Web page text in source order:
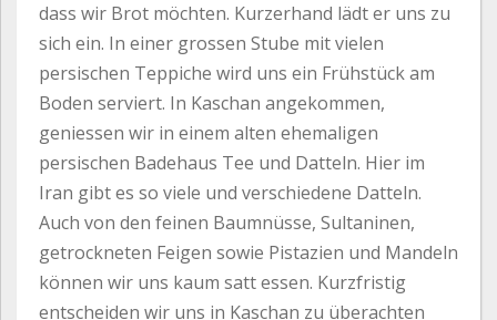
dass wir Brot möchten. Kurzerhand lädt er uns zu
sich ein. In einer grossen Stube mit vielen
persischen Teppiche wird uns ein Frühstück am
Boden serviert. In Kaschan angekommen,
geniessen wir in einem alten ehemaligen
persischen Badehaus Tee und Datteln. Hier im
Iran gibt es so viele und verschiedene Datteln.
Auch von den feinen Baumnüsse, Sultaninen,
getrockneten Feigen sowie Pistazien und Mandeln
können wir uns kaum satt essen. Kurzfristig
entscheiden wir uns in Kaschan zu überachten